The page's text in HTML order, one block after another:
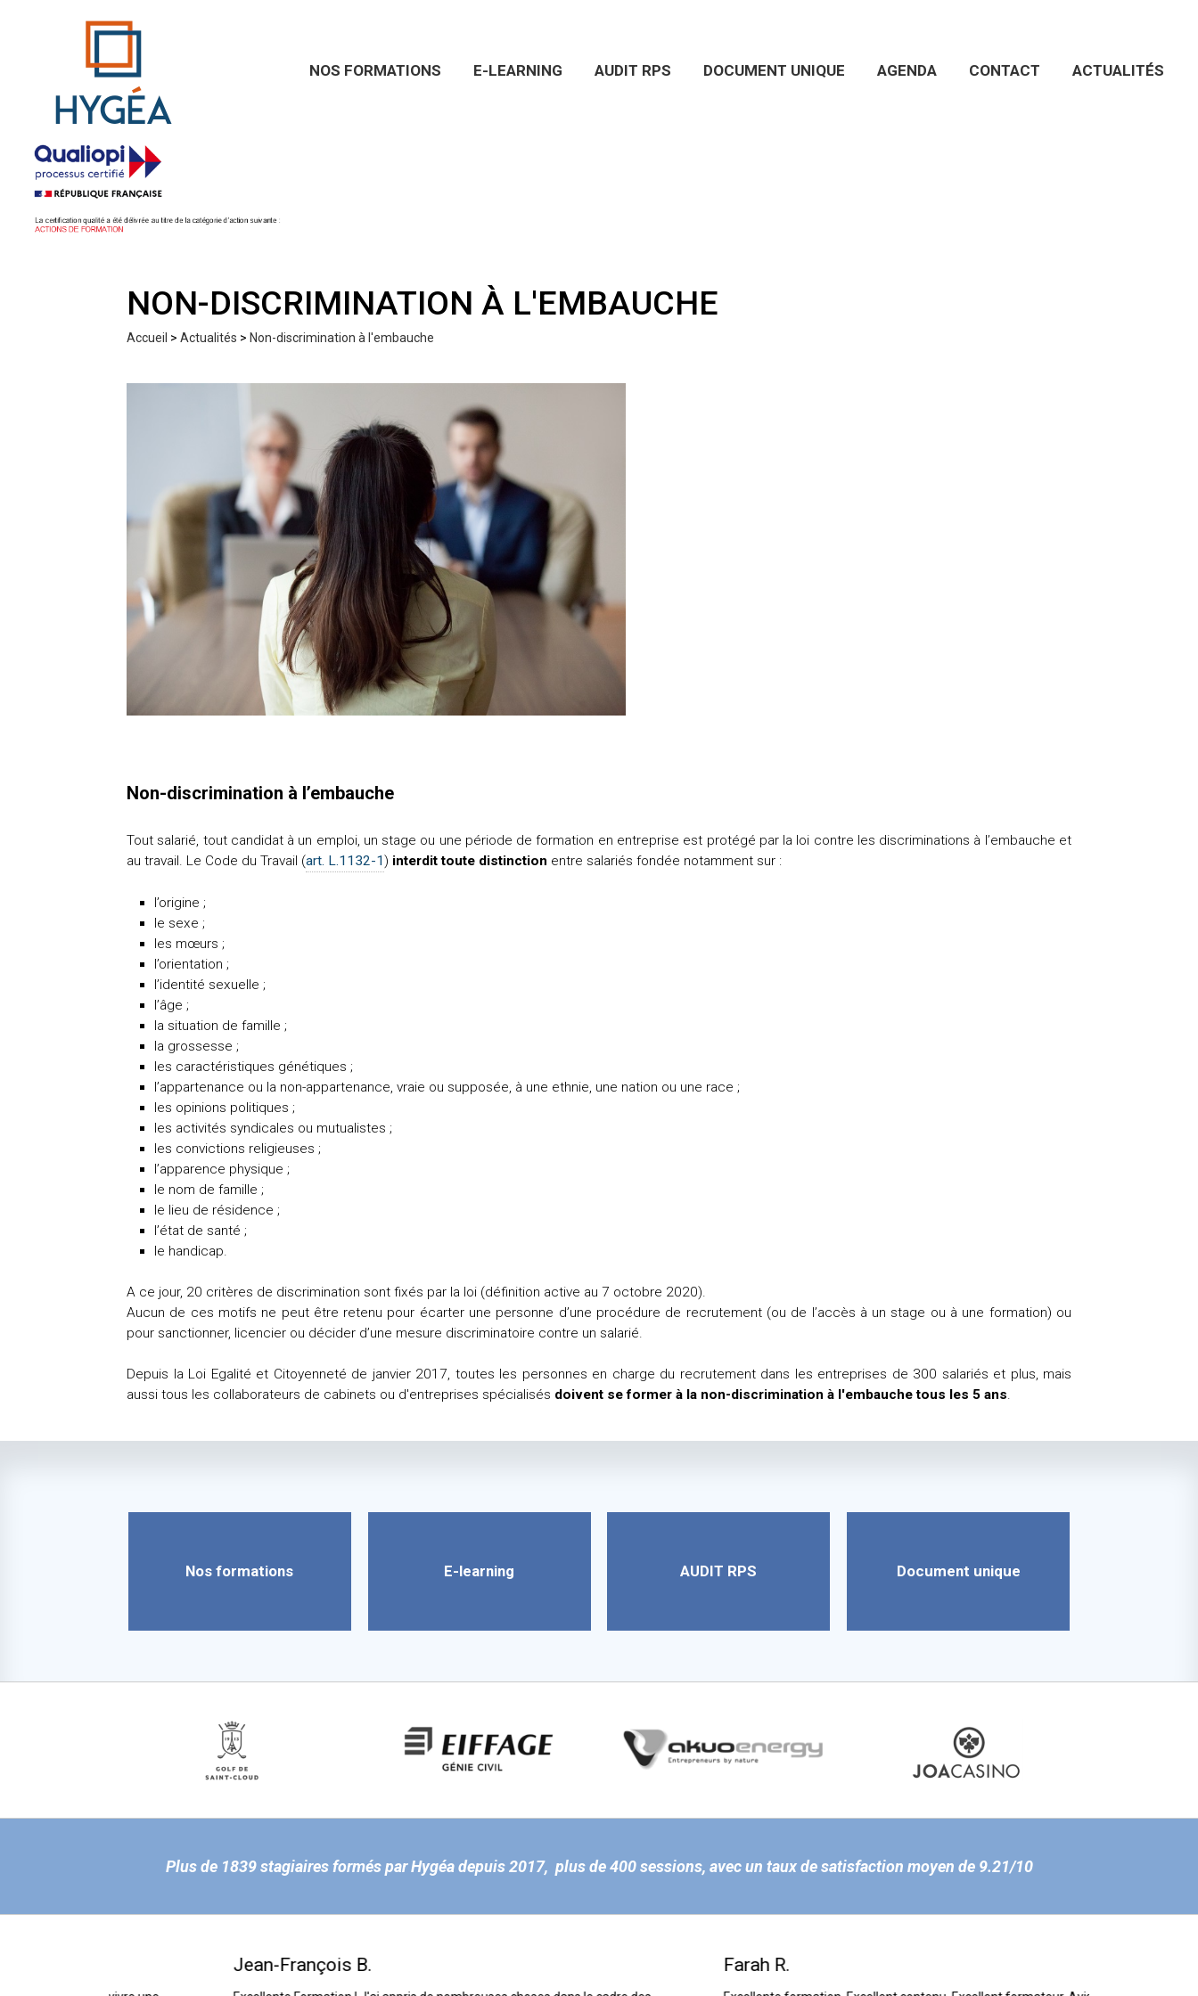
NOS FORMATIONS E-LEARNING AUDIT RPS DOCUMENT UNIQUE AGENDA CONTACT ACTUALITÉS
NON-DISCRIMINATION À L'EMBAUCHE
Accueil > Actualités > Non-discrimination à l'embauche
Non-discrimination à l’embauche
Tout salarié, tout candidat à un emploi, un stage ou une période de formation en entreprise est protégé par la loi contre les discriminations à l’embauche et
au travail. Le Code du Travail (art. L.1132-1) interdit toute distinction entre salariés fondée notamment sur :
l’origine ;
le sexe ;
les mœurs ;
l’orientation ;
l’identité sexuelle ;
l’âge ;
la situation de famille ;
la grossesse ;
les caractéristiques génétiques ;
l’appartenance ou la non-appartenance, vraie ou supposée, à une ethnie, une nation ou une race ;
les opinions politiques ;
les activités syndicales ou mutualistes ;
les convictions religieuses ;
l’apparence physique ;
le nom de famille ;
le lieu de résidence ;
l’état de santé ;
le handicap.
A ce jour, 20 critères de discrimination sont fixés par la loi (définition active au 7 octobre 2020).
Aucun de ces motifs ne peut être retenu pour écarter une personne d’une procédure de recrutement (ou de l’accès à un stage ou à une formation) ou
pour sanctionner, licencier ou décider d’une mesure discriminatoire contre un salarié.
Depuis la Loi Egalité et Citoyenneté de janvier 2017, toutes les personnes en charge du recrutement dans les entreprises de 300 salariés et plus, mais
aussi tous les collaborateurs de cabinets ou d'entreprises spécialisés doivent se former à la non-discrimination à l'embauche tous les 5 ans.
Nos formations E-learning AUDIT RPS Document unique
Plus de 1839 stagiaires formés par Hygéa depuis 2017, plus de 400 sessions, avec un taux de satisfaction moyen de 9.21/10
Jean-François B. Farah R.